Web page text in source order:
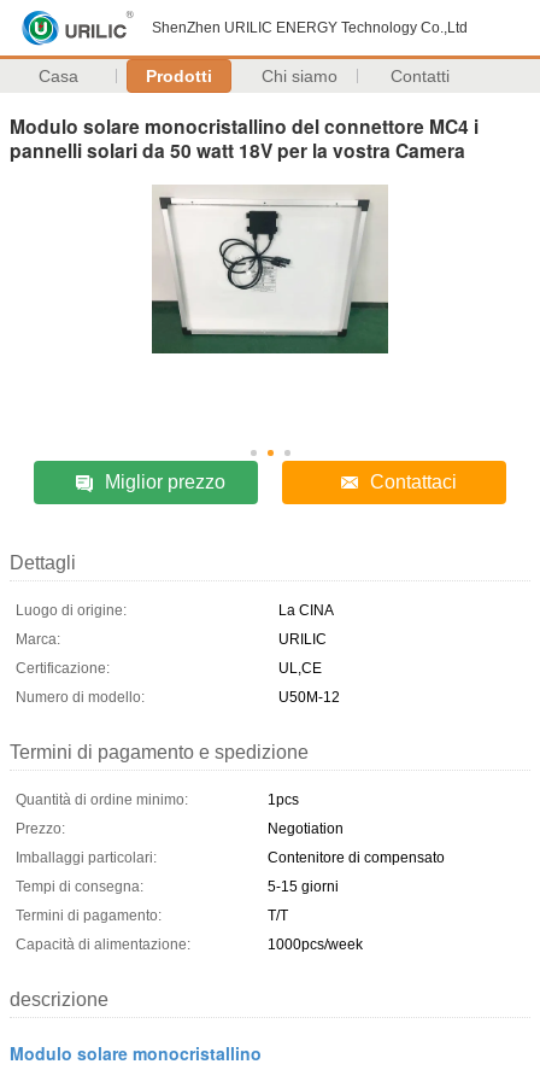
ShenZhen URILIC ENERGY Technology Co.,Ltd
Casa Prodotti Chi siamo Contatti
Modulo solare monocristallino del connettore MC4 i
pannelli solari da 50 watt 18V per la vostra Camera
Miglior prezzo Contattaci
Dettagli
Luogo di origine:
La CINA
Marca:
URILIC
Certificazione:
UL,CE
Numero di modello:
U50M-12
Termini di pagamento e spedizione
Quantità di ordine minimo:
1pcs
Prezzo:
Negotiation
Imballaggi particolari:
Contenitore di compensato
Tempi di consegna:
5-15 giorni
Termini di pagamento:
T/T
Capacità di alimentazione:
1000pcs/week
descrizione
Modulo solare monocristallino